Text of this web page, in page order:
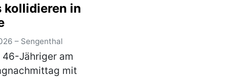
weiteren Verlauf
Jüngere ein
und bedr…(mehr)
kollidieren in
– Sengenthal
46-Jähriger am
mit